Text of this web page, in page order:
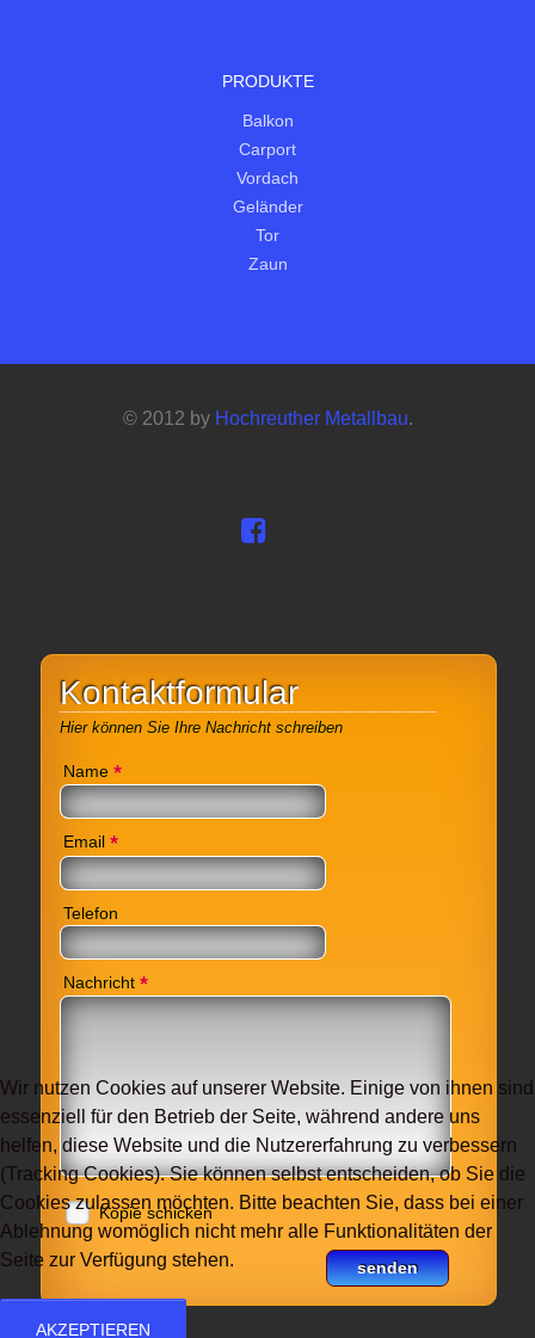
PRODUKTE
Balkon
Carport
Vordach
Geländer
Tor
Zaun
© 2012 by Hochreuther Metallbau.
Kontaktformular
Hier können Sie Ihre Nachricht schreiben
Name *
Email *
Telefon
Nachricht *
Kopie schicken
Wir nutzen Cookies auf unserer Website. Einige von ihnen sind
essenziell für den Betrieb der Seite, während andere uns
helfen, diese Website und die Nutzererfahrung zu verbessern
(Tracking Cookies). Sie können selbst entscheiden, ob Sie die
Cookies zulassen möchten. Bitte beachten Sie, dass bei einer
Ablehnung womöglich nicht mehr alle Funktionalitäten der
Seite zur Verfügung stehen.
AKZEPTIEREN